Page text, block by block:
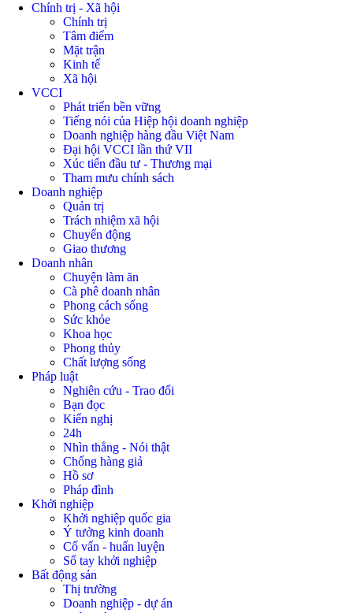
Chính trị - Xã hội
Chính trị
Tâm điểm
Mặt trận
Kinh tế
Xã hội
VCCI
Phát triển bền vững
Tiếng nói của Hiệp hội doanh nghiệp
Doanh nghiệp hàng đầu Việt Nam
Đại hội VCCI lần thứ VII
Xúc tiến đầu tư - Thương mại
Tham mưu chính sách
Doanh nghiệp
Quản trị
Trách nhiệm xã hội
Chuyển động
Giao thương
Doanh nhân
Chuyện làm ăn
Cà phê doanh nhân
Phong cách sống
Sức khỏe
Khoa học
Phong thủy
Chất lượng sống
Pháp luật
Nghiên cứu - Trao đổi
Bạn đọc
Kiến nghị
24h
Nhìn thẳng - Nói thật
Chống hàng giả
Hồ sơ
Pháp đình
Khởi nghiệp
Khởi nghiệp quốc gia
Ý tưởng kinh doanh
Cố vấn - huấn luyện
Sổ tay khởi nghiệp
Bất động sản
Thị trường
Doanh nghiệp - dự án